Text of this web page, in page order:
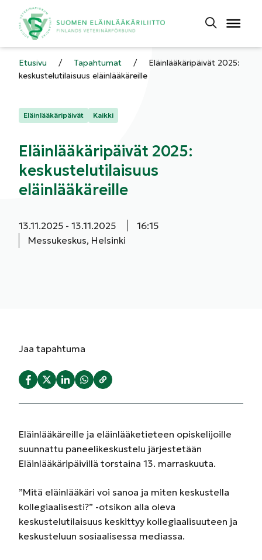
Etusivu / Tapahtumat /
Eläinlääkäripäivät 2025:
keskustelutilaisuus eläinlääkäreille
Kategoriat:
Eläinlääkäripäivät Kaikki
Eläinlääkäripäivät 2025:
keskustelutilaisuus
eläinlääkäreille
Aloituspäivä:
13.11.2025 Päättymispäivä:
13.11.2025 Aloitusaika:
16:15
Messukeskus, Helsinki
Jaa tapahtuma
Eläinlääkäreille ja eläinlääketieteen opiskelijoille
suunnattu paneelikeskustelu järjestetään
Eläinlääkäripäivillä torstaina 13. marraskuuta.
”Mitä eläinlääkäri voi sanoa ja miten keskustella
kollegiaalisesti?” -otsikon alla oleva
keskustelutilaisuus keskittyy kollegiaalisuuteen ja
keskusteluun sosiaalisessa mediassa.